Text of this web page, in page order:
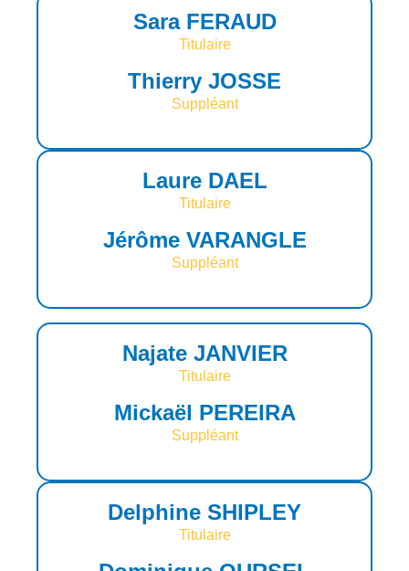
Sara FERAUD
Titulaire
Thierry JOSSE
Suppléant
Laure DAEL
Titulaire
Jérôme VARANGLE
Suppléant
Najate JANVIER
Titulaire
Mickaël PEREIRA
Suppléant
Delphine SHIPLEY
Titulaire